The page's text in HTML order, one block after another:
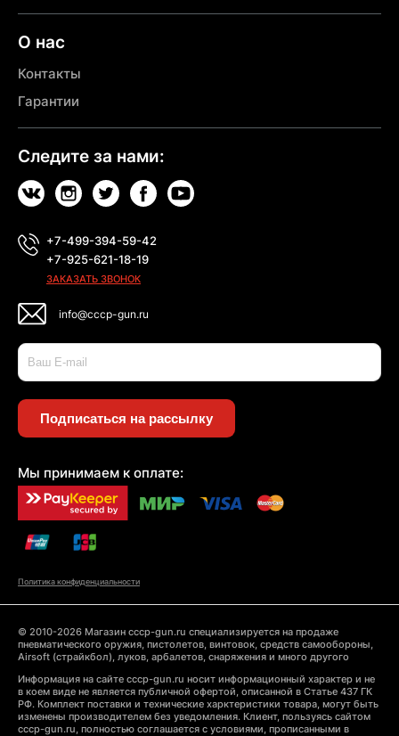
О нас
Контакты
Гарантии
Следите за нами:
+7-499-394-59-42
+7-925-621-18-19
ЗАКАЗАТЬ ЗВОНОК
info@cccp-gun.ru
Подписаться на рассылку
Мы принимаем к оплате:
Политика конфиденциальности
© 2010-2026 Магазин cccp-gun.ru специализируется на продаже
пневматического оружия, пистолетов, винтовок, средств самообороны,
Airsoft (страйкбол), луков, арбалетов, снаряжения и много другого
Информация на сайте cccp-gun.ru носит информационный характер и не
в коем виде не является публичной офертой, описанной в Статье 437 ГК
РФ. Комплект поставки и технические харктеристики товара, могут быть
изменены производителем без уведомления. Клиент, пользуясь сайтом
cccp-gun.ru, полностью соглашается с условиями, прописанными в